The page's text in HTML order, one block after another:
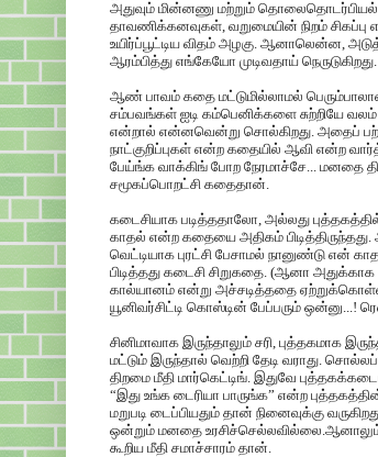
அதுவும் மின்னணு மற்றும்
தாவணிக்கனவுகள், வறுமையின் நிறம் சிகப்பு
உயிர்ப்பூட்டிய விதம் அழகு. ஆனாலென்ன,
ஆரம்பித்து எங்கேயோ முடிவதாய் நெருடுகிறது.
ஆண் பாவம் கதை மட்டுமில்லாமல்
சம்பவங்கள் ஐடி கம்பெனிக்களை சுற்றியே
என்றால் என்னவென்று சொல்கிறது. அதைப்
நாட்குறிப்புகள் என்ற கதையில் ஆவி என்ற
பேய்ங்க வாக்கிங் போற நேரமாச்சே... மனதை
சமூகப்பொறட்சி கதைதான்.
கடைசியாக படித்ததாலோ, அல்லது
காதல் என்ற கதையை அதிகம்
வெட்டியாக புரட்சி பேசாமல் நானுண்டு என்
பிடித்தது கடைசி சிறுகதை. (ஆனா
கால்யானம் என்று அச்சடித்ததை
யூனிவர்சிட்டி கொஸ்டின் பேப்பரும் ஒன்னு...!
சினிமாவாக இருந்தாலும் சரி, புத்தகமாக
மட்டும் இருந்தால் வெற்றி தேடி வராது.
திறமை மீதி மார்கெட்டிங். இதுவே
“இது உங்க டைரியா பாருங்க” என்ற
மறுபடி டைப்பியதும் தான் நினைவுக்கு
ஒன்றும் மனதை
கூறிய மீதி சமாச்சாரம் தான்.